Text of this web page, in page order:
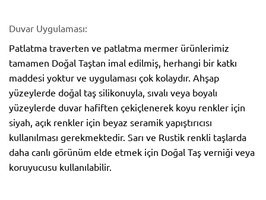
Duvar Uygulaması:
Patlatma traverten ve patlatma mermer ürünlerimiz
tamamen Doğal Taştan imal edilmiş, herhangi bir katkı
maddesi yoktur ve uygulaması çok kolaydır. Ahşap
yüzeylerde doğal taş silikonuyla, sıvalı veya boyalı
yüzeylerde duvar hafiften çekiçlenerek koyu renkler için
siyah, açık renkler için beyaz seramik yapıştırıcısı
kullanılması gerekmektedir. Sarı ve Rustik renkli taşlarda
daha canlı görünüm elde etmek için Doğal Taş verniği veya
koruyucusu kullanılabilir.